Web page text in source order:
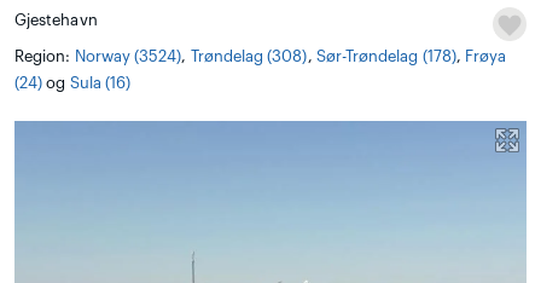
Gjestehavn
Region: Norway (3524), Trøndelag (308), Sør-Trøndelag (178), Frøya
(24) og Sula (16)